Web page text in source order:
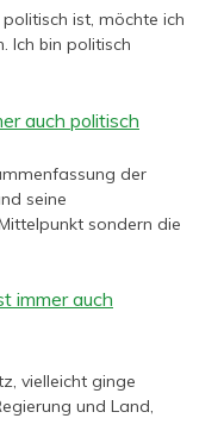
ist, möchte ich
Ich bin politisch
auch politisch
der
seine
sondern die
immer auch
vielleicht ginge
und Land,